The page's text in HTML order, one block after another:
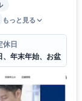
もっと見る
休日
、年末年始、お盆